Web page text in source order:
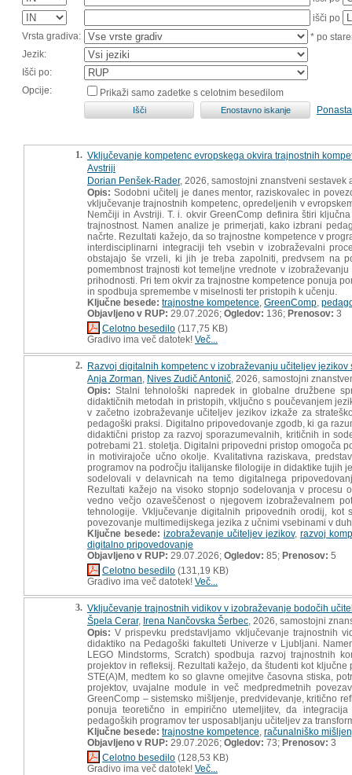
išči po
Vrsta gradiva:
* po
Jezik:
Išči po:
Opcije:
Prikaži samo zadetke s celotnim besedilom
1. Vključevanje kompetenc evropskega okvira trajnostnih
Avstriji
Dorian Penšek-Rader, 2026, samostojni znanstveni
Opis: Sodobni učitelj je danes mentor, raziskovalec in
vključevanje trajnostnih kompetenc, opredeljenih v
Nemčiji in Avstriji. T. i. okvir GreenComp definira štiri
trajnostnost. Namen analize je primerjati, kako izbrani
načrte. Rezultati kažejo, da so trajnostne kompetence v
interdisciplinarni integraciji teh vsebin v izobraževalni
obstajajo še vrzeli, ki jih je treba zapolniti, predvsem na
pomembnost trajnosti kot temeljne vrednote v
prihodnosti. Pri tem okvir za trajnostne kompetence ponuja
in spodbuja spremembe v miselnosti ter pristopih k učenju.
Ključne besede: trajnostne kompetence GreenComp
Objavljeno v RUP: 29.07.2026; Ogledov: 136; Prenosov: 3
Celotno besedilo (117,75 KB)
Gradivo ima več datotek! Več...
2. Razvoj digitalnih kompetenc v izobraževanju učiteljev
Anja Zorman Nives Zudič Antonič , 2026, samostojni
Opis: Stalni tehnološki napredek in globalne družbene
didaktičnih metodah in pristopih, vključno s poučevanjem
v začetno izobraževanje učiteljev jezikov izkaže za
pedagoški praksi. Digitalno pripovedovanje zgodb, ki ga
didaktični pristop za razvoj sporazumevalnih, kritičnih in
potrebami 21. stoletja. Digitalni pripovedni pristop omogoča
in motivirajoče učno okolje. Kvalitativna raziskava,
programov na področju italijanske filologije in didaktike tujih
sodelovali v delavnicah na temo digitalnega
Rezultati kažejo na visoko stopnjo sodelovanja v procesu
vedno večjo ozaveščenost o njegovem izobraževalnem
tehnologije. Vključevanje digitalnih pripovednih orodij,
povezovanje multimedijskega jezika z učnimi vsebinami v
Ključne besede: izobraževanje učiteljev jezikov, razvoj
digitalno pripovedovanje
Objavljeno v RUP: 29.07.2026; Ogledov: 85; Prenosov: 5
Celotno besedilo (131,19 KB)
Gradivo ima več datotek! Več...
3. Vključevanje trajnostnih vidikov v izobraževanje bodočih
Špela Cerar, Irena Nančovska Šerbec , 2026, samostojni
Opis: V prispevku predstavljamo vključevanje trajnostnih
didaktiko na Pedagoški fakulteti Univerze v Ljubljani.
LEGO Mindstorms, Scratch) spodbuja razvoj trajnostnih
projektov in refleksij. Rezultati kažejo, da študenti kot
STE(A)M, medtem ko so glavne omejitve časovna stiska,
projektov, uvajalne module in več medpredmetnih
GreenComp – sistemsko mišljenje, predvidevanje, kritično
ponuja teoretično in empirično utemeljitev, da
pedagoških programov ter usposabljanju učiteljev za
Ključne besede: trajnostne kompetence računalniško
Objavljeno v RUP: 29.07.2026; Ogledov: 73; Prenosov: 3
Celotno besedilo (128,53 KB)
Gradivo ima več datotek! Več...